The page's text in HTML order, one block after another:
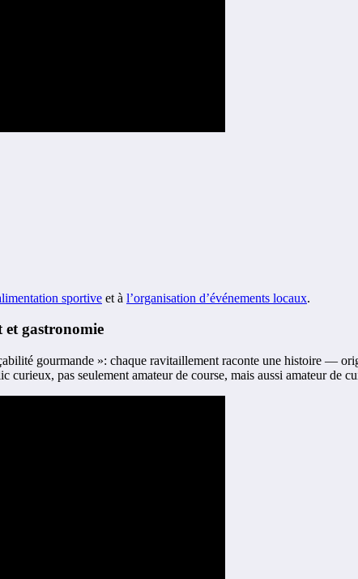
sportive et à l’organisation d’événements locaux.
et gastronomie
gourmande »: chaque ravitaillement raconte une histoire —
curieux, pas seulement amateur de course, mais aussi amateur de